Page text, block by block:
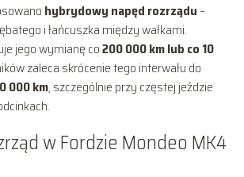
hybrydowy napęd rozrządu –
i łańcuszka między wałkami.
jego wymianę co200 000 km lub co 10
zaleca skrócenie tego interwału do
000 km, szczególnie przy częstej jeździe
w Fordzie Mondeo MK4